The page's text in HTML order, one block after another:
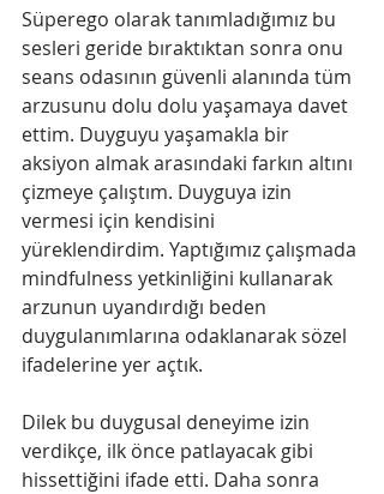
Süperego​ o​larak tanımladığımız bu
sesleri geride bıraktıktan sonra onu
seans odasının güvenli alanında tüm
arzusunu dolu dolu yaşamaya davet
ettim. Duyguyu yaşamakla bir
aksiyon almak arasındaki farkın altını
çizmeye çalıştım. Duyguya izin
vermesi için kendisini
yüreklendirdim. Yaptığımız çalışmada​ ​
mindfulness yetkinliğini kullanarak
arzunun uyandırdığı beden
duygulanımlarına odaklanarak sözel
ifadelerine yer açtık.
Dilek bu duygusal deneyime izin
verdikçe, ilk önce patlayacak gibi
hissettiğini ifade etti. Daha sonra